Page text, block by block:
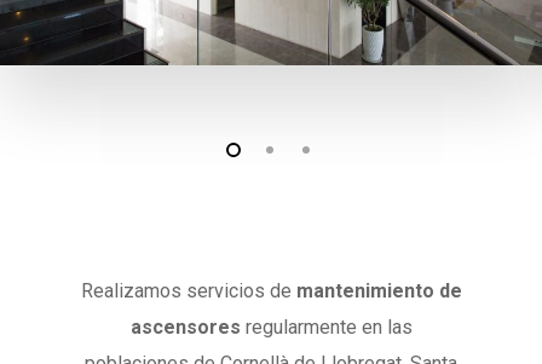
Realizamos servicios de mantenimiento de
ascensores regularmente en las